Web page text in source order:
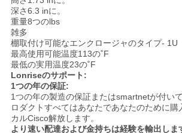
ー
深さ6.3 inに。
重量8つのlbs
雑多
棚取付け可能なエンクロージャのタイプ- 1U
最高使用可能温度113の˚F
最低の実用温度23の˚F
Lonriseのサポート:
1つの年の保証:
1つの年の製造の保証またはsmartnetが付い
ロダクトすべてはあなたであなたのために
カルCisco解放します。
より速い配達および金持ちは経験を輸出しま